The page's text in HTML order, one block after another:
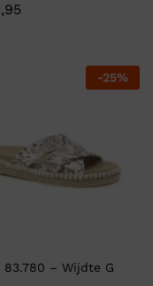
-25%
83.780 – Wijdte G